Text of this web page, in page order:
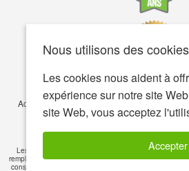
Nous utilisons des cookies
Les cookies nous aident à
expérience sur notre site
site Web, vous acceptez
Accepter
Accessibilité
© Copyright 2001-2026 BIOVEA.
Les informations sur ce site sont fournies à titre
remplacer les conseils de votre médecin ou de tout
consulter un professionnel de la santé si vous avez